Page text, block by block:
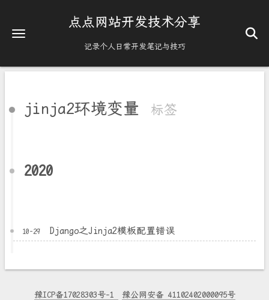
点点网站开发技术分享
记录个人日常开发笔记与技巧
jinja2环境变量 标签
2020
10-29 Django之Jinja2模板配置错误
豫ICP备17028303号-1
豫公网安备 41102402000095号